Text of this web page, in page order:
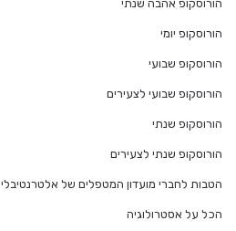
הורוסקופ אהבה שנתי
הורוסקופ יומי
הורוסקופ שבועי
הורוסקופ שבועי לצעירים
הורוסקופ שנתי
הורוסקופ שנתי לצעירים
הטבות לחברי מועדון המטפלים של אלטרנטיבלי
הכל על אסטרולוגיה